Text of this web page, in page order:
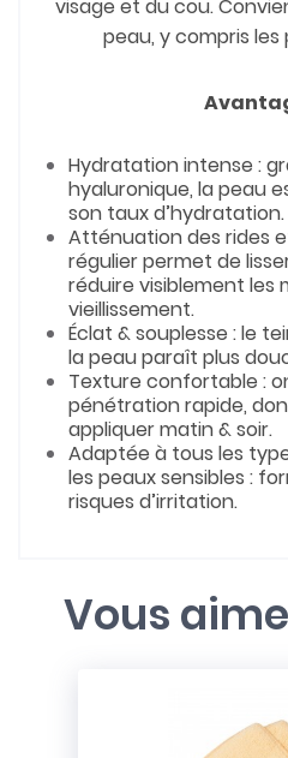
visage et du cou.
peau, y compris les
Hydratation intense :
hyaluronique, la peau
son taux d’hydratation.
Atténuation des rides
régulier permet de
réduire visiblement les
vieillissement.
Éclat & souplesse : le
la peau paraît plus
Texture confortable :
pénétration rapide,
appliquer matin & soir.
Adaptée à tous les
les peaux sensibles :
risques d’irritation.
Vous